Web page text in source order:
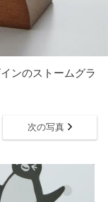
ンのストームグラ
次の写真